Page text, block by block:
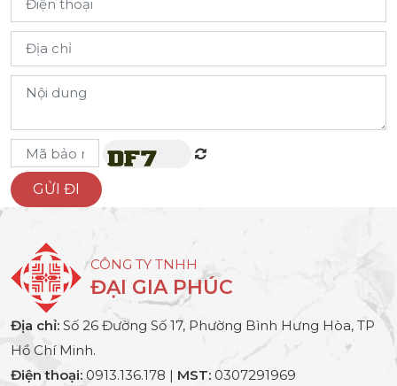
CÔNG TY TNHH
ĐẠI GIA PHÚC
Địa chỉ: Số 26 Đường Số 17, Phường Bình Hưng Hòa, TP
Hồ Chí Minh.
Điện thoại: 0913.136.178 | MST: 0307291969